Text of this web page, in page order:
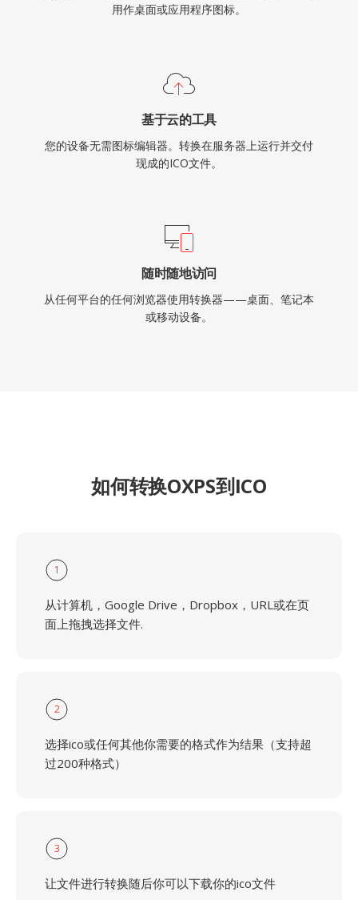
用作桌面或应用程序图标。
基于云的工具
您的设备无需图标编辑器。转换在服务器上运行并交付
现成的ICO文件。
随时随地访问
从任何平台的任何浏览器使用转换器——桌面、笔记本
或移动设备。
如何转换OXPS到ICO
1
从计算机，Google Drive，Dropbox，URL或在页
面上拖拽选择文件.
2
选择ico或任何其他你需要的格式作为结果（支持超
过200种格式）
3
让文件进行转换随后你可以下载你的ico文件